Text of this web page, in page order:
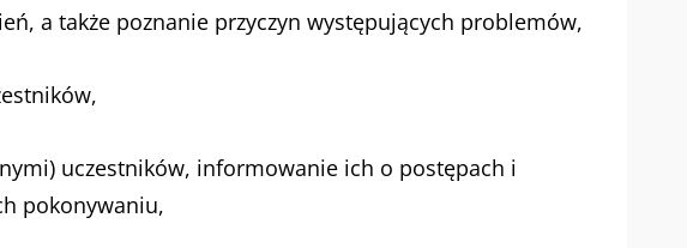
a także poznanie przyczyn występujących problemów,
uczestników, informowanie ich o postępach i
pokonywaniu,